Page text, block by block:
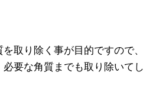
取り除く事が目的ですので、
要な角質までも取り除いてし